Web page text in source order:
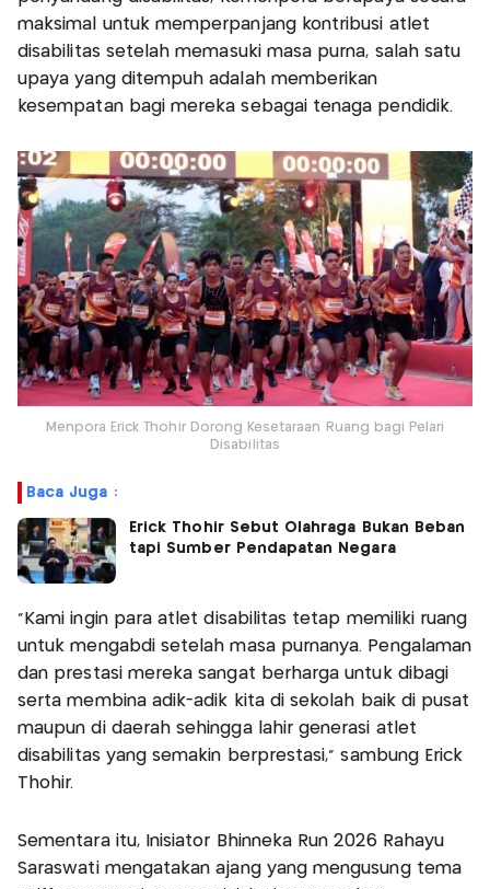
maksimal untuk memperpanjang kontribusi atlet
disabilitas setelah memasuki masa purna, salah satu
upaya yang ditempuh adalah memberikan
kesempatan bagi mereka sebagai tenaga pendidik.
Menpora Erick Thohir Dorong Kesetaraan Ruang bagi Pelari
Disabilitas
Baca Juga :
Erick Thohir Sebut Olahraga Bukan Beban
tapi Sumber Pendapatan Negara
"Kami ingin para atlet disabilitas tetap memiliki ruang
untuk mengabdi setelah masa purnanya. Pengalaman
dan prestasi mereka sangat berharga untuk dibagi
serta membina adik-adik kita di sekolah baik di pusat
maupun di daerah sehingga lahir generasi atlet
disabilitas yang semakin berprestasi," sambung Erick
Thohir.
Sementara itu, Inisiator Bhinneka Run 2026 Rahayu
Saraswati mengatakan ajang yang mengusung tema